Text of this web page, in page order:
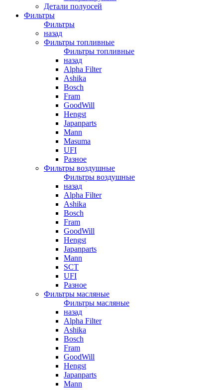
Детали полуосей
Фильтры
Фильтры
назад
Фильтры топливные
Фильтры топливные
назад
Alpha Filter
Ashika
Bosch
Fram
GoodWill
Hengst
Japanparts
Mann
Masuma
UFI
Разное
Фильтры воздушные
Фильтры воздушные
назад
Alpha Filter
Ashika
Bosch
Fram
GoodWill
Hengst
Japanparts
Mann
SCT
UFI
Разное
Фильтры масляные
Фильтры масляные
назад
Alpha Filter
Ashika
Bosch
Fram
GoodWill
Hengst
Japanparts
Mann